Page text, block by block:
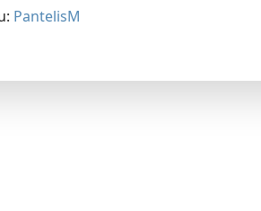
PantelisM